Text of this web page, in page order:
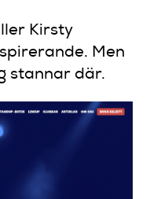
Kirsty
Men
stannar där.